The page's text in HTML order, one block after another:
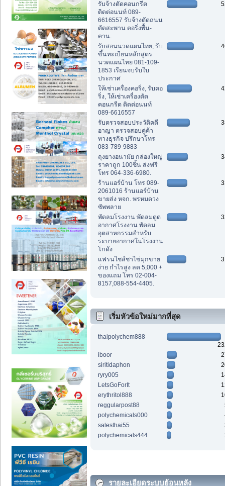
รับจ้างตัดคอนกรีต
ติดต่อนนท์ 089-
6616557 รับจ้างตัดถนน
ตัดสะพาน คอริ่งพื้น-
คาน.
รับสอนนวดแผนไทย, รับ
ขึ้นทะเบียนหลักสูตร
นวดแผนไทย 081-109-
1853 เรียนจบรับใบ
ประกาศ
ให้เช่าเครื่องคอริ่ง, รับคอ
ริ่ง, ให้เช่าเครื่องตัด
คอนกรีต ติดต่อนนท์
089-6616557
รับตรวจสอบประวัติคดี
อาญา ตรวจสอบคู่ค้า
ทางธุรกิจ ปรึกษาโทร
083-789-9883
ถุงยางอนามัย กล่องใหญ่
ราคาถูก 100ชิ้น ส่งฟรี
โทร 064-336-6980.
ร้านแอร์บ้าน โทร 089-
2061016 ร้านแอร์บ้าน
ขายส่ง หจก. พรหมดวง
ซัพพลาย
พัดลมโรงงาน พัดลมดูด
อากาศโรงงาน พัดลม
อุตสาหกรรมสำหรับ
ระบายอากาศในโรงงาน
โกดัง
แฟรนไชส์ชาไข่มุกขาย
ง่าย กำไรสูง ลด 5,000 +
ของแถม โทร 02-004-
8157,088-554-4405.
เริ่มหัวข้อใหม่มากที่สุด
thaipolychem888
iboor
siritidaphon
ryry005
LetsGoForIt
erythritol888
reggularpost88
polychemicals000
salesthai55
polychemicals444
รายละเอียดระบบย้อนหลัง